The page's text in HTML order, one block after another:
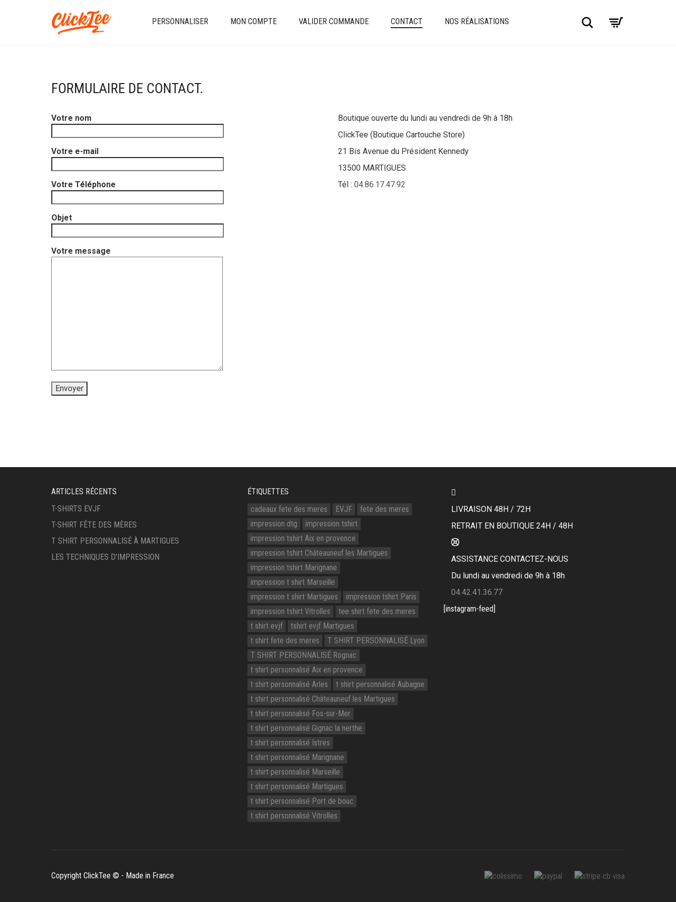
PERSONNALISER MON COMPTE VALIDER COMMANDE CONTACT NOS RÉALISATIONS Chercher
FORMULAIRE DE CONTACT.
Votre nom
Votre e-mail
Votre Téléphone
Objet
Votre message
Boutique ouverte du lundi au vendredi de 9h à 18h
ClickTee (Boutique Cartouche Store)
21 Bis Avenue du Président Kennedy
13500 MARTIGUES
Tél : 04.86.17.47.92
ARTICLES RÉCENTS
T-SHIRTS EVJF
T-SHIRT FÊTE DES MÈRES
T SHIRT PERSONNALISÉ À MARTIGUES
LES TECHNIQUES D’IMPRESSION
ÉTIQUETTES
cadeaux fete des meres
EVJF
fete des meres
impression dtg
impression tshirt
impression tshirt Aix en provence
impression tshirt Châteauneuf les Martigues
impression tshirt Marignane
impression t shirt Marseille
impression t shirt Martigues
impression tshirt Paris
impression tshirt Vitrolles
tee shirt fete des meres
t shirt evjf
tshirt evjf Martigues
t shirt fete des meres
T SHIRT PERSONNALISÉ Lyon
T SHIRT PERSONNALISÉ Rognac
t shirt personnalisé Aix en provence
t shirt personnalisé Arles
t shirt personnalisé Aubagne
t shirt personnalisé Châteauneuf les Martigues
t shirt personnalisé Fos-sur-Mer
t shirt personnalisé Gignac la nerthe
t shirt personnalisé Istres
t shirt personnalisé Marignane
t shirt personnalisé Marseille
t shirt personnalisé Martigues
t shirt personnalisé Port de bouc
t shirt personnalisé Vitrolles
LIVRAISON 48H / 72H
RETRAIT EN BOUTIQUE 24H / 48H
ASSISTANCE CONTACTEZ-NOUS
Du lundi au vendredi de 9h à 18h
04.42.41.36.77
[instagram-feed]
Copyright ClickTee © - Made in France